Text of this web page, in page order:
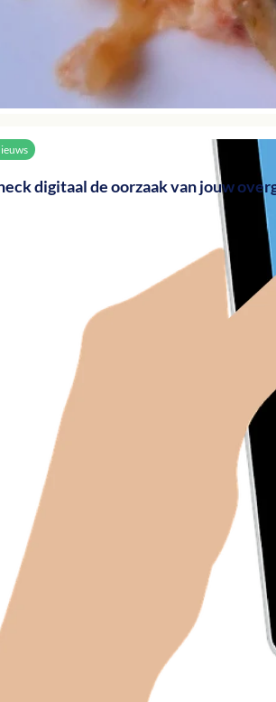
digitaal de oorzaak van jouw